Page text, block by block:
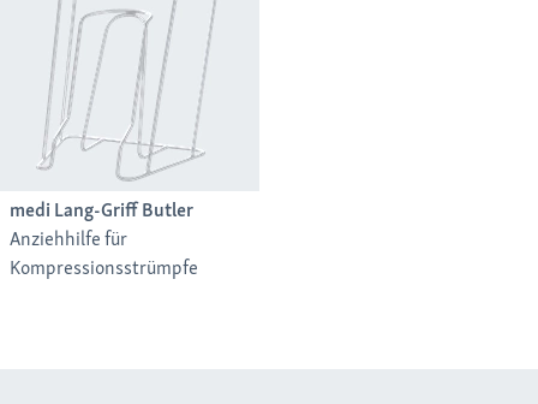
medi Lang-Griff Butler
Anziehhilfe für
Kompressionsstrümpfe